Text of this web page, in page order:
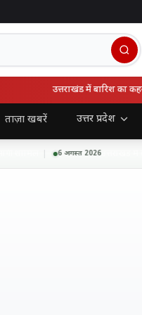
उत्तराखंड में बारिश का
ताज़ा खबरें उत्तर प्रदेश
6 अगस्त 2026उत्तराखंड में